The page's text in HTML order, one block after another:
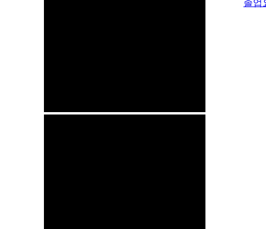
졸업